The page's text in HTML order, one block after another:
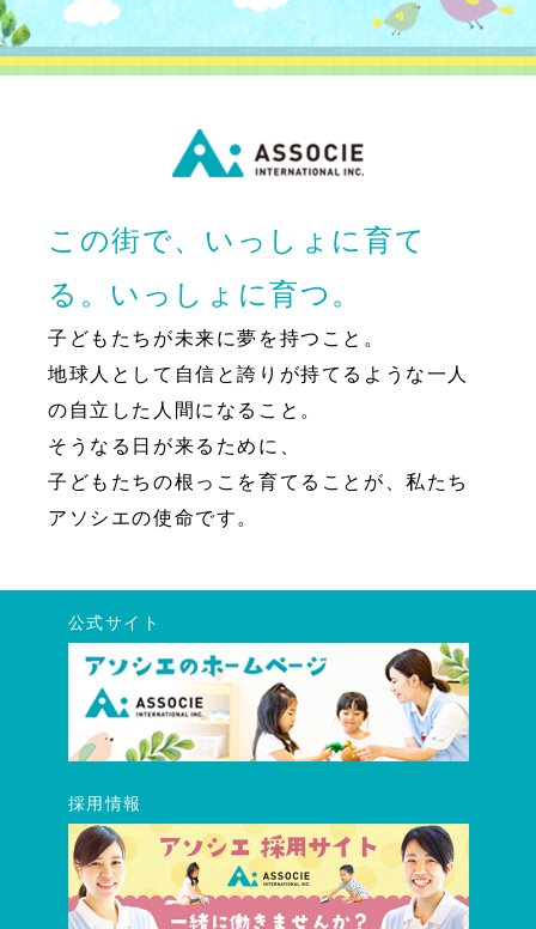
この街で、いっしょに育て
る。いっしょに育つ。
子どもたちが未来に夢を持つこと。
地球人として自信と誇りが持てるような一人
の自立した人間になること。
そうなる日が来るために、
子どもたちの根っこを育てることが、私たち
アソシエの使命です。
公式サイト
採用情報